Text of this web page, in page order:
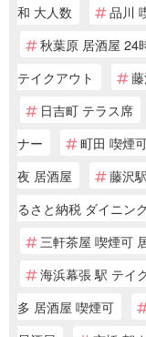
和 大人数
品川
秋葉原 居酒屋 24
テイクアウト
日吉町 テラス席
ナー
町田 喫煙
夜 居酒屋
藤沢
るさと納税 ダイニン
三軒茶屋 喫煙可
海浜幕張 駅 テイ
多 居酒屋 喫煙可